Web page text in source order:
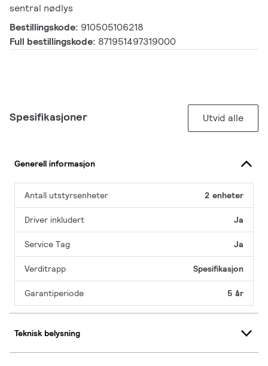
sentral nødlys
Bestillingskode: 910505106218
Full bestillingskode: 871951497319000
Spesifikasjoner Utvid alle
Generell informasjon
Antall utstyrsenheter 2 enheter
Driver inkludert Ja
Service Tag Ja
Verditrapp Spesifikasjon
Garantiperiode 5 år
Teknisk belysning